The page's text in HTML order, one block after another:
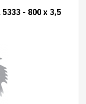
- 800 x 3,5